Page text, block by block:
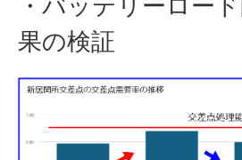
・バッテリーロー
果の検証